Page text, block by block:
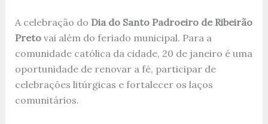
A celebração do Dia do Santo Padroeiro de Ribeirão
Pretovai além do feriado municipal. Para a
comunidade católica da cidade, 20 de janeiro é uma
oportunidade de renovar a fé, participar de
celebrações litúrgicas e fortalecer os laços
comunitários.